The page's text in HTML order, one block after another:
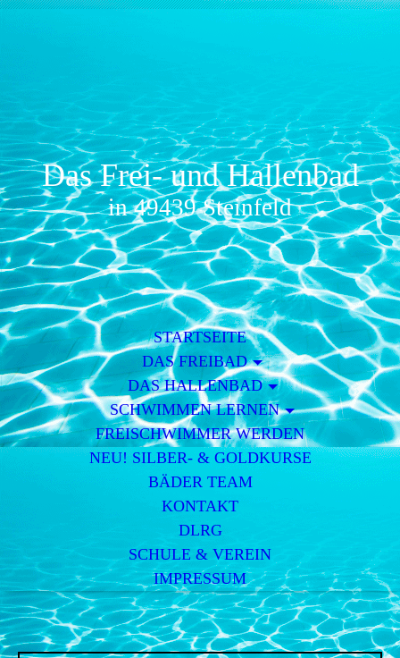
Das Frei- und Hallenbad
in 49439 Steinfeld
STARTSEITE
DAS FREIBAD
DAS HALLENBAD
SCHWIMMEN LERNEN
FREISCHWIMMER WERDEN
NEU! SILBER- & GOLDKURSE
BÄDER TEAM
KONTAKT
DLRG
SCHULE & VEREIN
IMPRESSUM